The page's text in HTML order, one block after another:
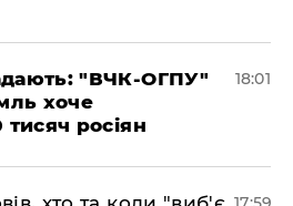
"ВЧК-ОГПУ"
хоче
тисяч росіян
18:01